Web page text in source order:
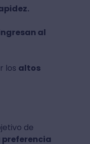
al
los altos
de